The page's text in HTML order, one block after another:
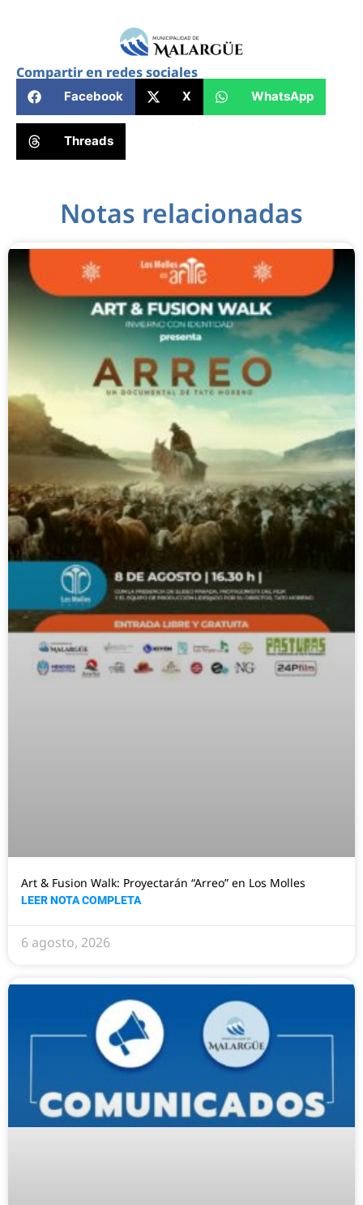
Compartir en redes sociales
Facebook X WhatsApp
Threads
Notas relacionadas
Art & Fusion Walk: Proyectarán “Arreo” en Los Molles
LEER NOTA COMPLETA
6 agosto, 2026